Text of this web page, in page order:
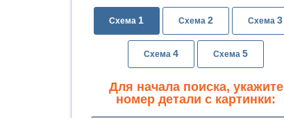
1 2 3
4 5
Для начала поиска, укажите
номер детали с картинки: